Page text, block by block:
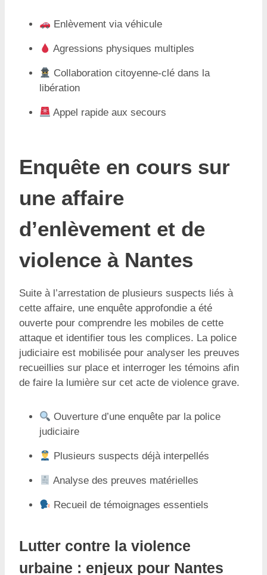
Enlèvement via véhicule
Agressions physiques multiples
Collaboration citoyenne-clé dans la
libération
Appel rapide aux secours
Enquête en cours sur
une affaire
d’enlèvement et de
violence à Nantes
Suite à l’arrestation de plusieurs suspects liés à
cette affaire, une enquête approfondie a été
ouverte pour comprendre les mobiles de cette
attaque et identifier tous les complices. La police
judiciaire est mobilisée pour analyser les preuves
recueillies sur place et interroger les témoins afin
de faire la lumière sur cet acte de violence grave.
Ouverture d’une enquête par la police
judiciaire
Plusieurs suspects déjà interpellés
Analyse des preuves matérielles
Recueil de témoignages essentiels
Lutter contre la violence
urbaine : enjeux pour Nantes